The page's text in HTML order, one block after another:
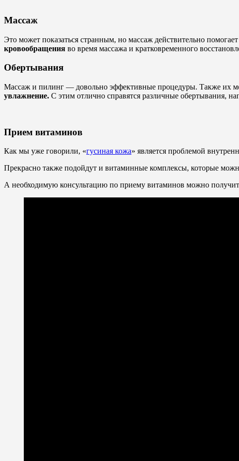
Массаж
Это может показаться странным, но массаж действительно
кровообращения во время массажа и кратковременного
Обертывания
Массаж и пилинг — довольно эффективные процедуры. Также их
увлажнение. С этим отлично справятся различные обертывания,
Прием витаминов
Как мы уже говорили, «гусиная кожа» является проблемой
Прекрасно также подойдут и витаминные комплексы, которые
А необходимую консультацию по приему витаминов можно